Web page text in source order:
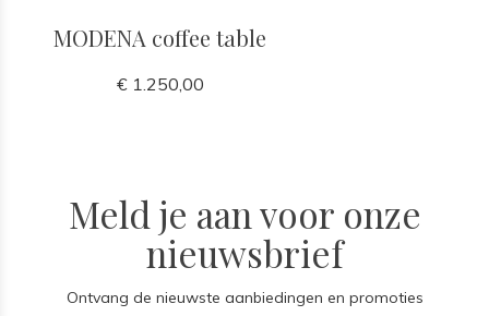
MODENA coffee table
€ 1.250,00
Meld je aan voor onze
nieuwsbrief
Ontvang de nieuwste aanbiedingen en promoties